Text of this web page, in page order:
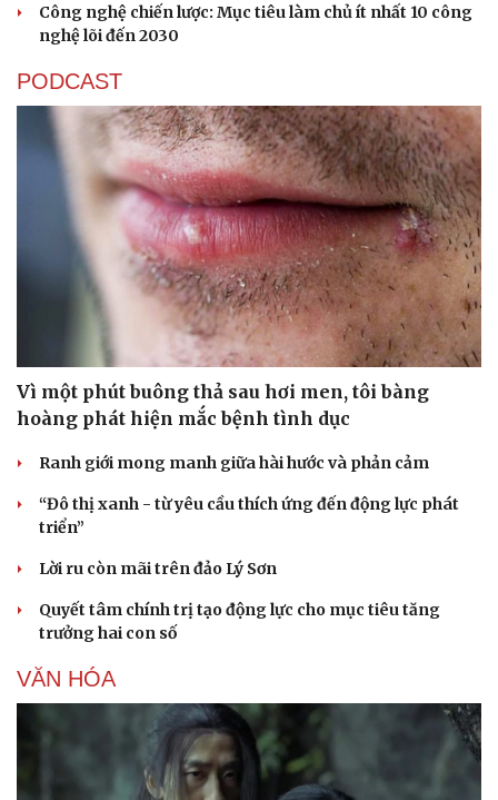
Cây thuốc
Sản phụ khoa
Nam khoa
Làm đẹp - giảm cân
Phòng mạch online
Ăn sạch sống khỏe
Blog
Công nghệ chiến lược: Mục tiêu làm chủ ít nhất 10 công
nghệ lõi đến 2030
PODCAST
Vì một phút buông thả sau hơi men, tôi bàng
hoàng phát hiện mắc bệnh tình dục
Ranh giới mong manh giữa hài hước và phản cảm
“Đô thị xanh - từ yêu cầu thích ứng đến động lực phát
triển”
Lời ru còn mãi trên đảo Lý Sơn
Quyết tâm chính trị tạo động lực cho mục tiêu tăng
trưởng hai con số
VĂN HÓA